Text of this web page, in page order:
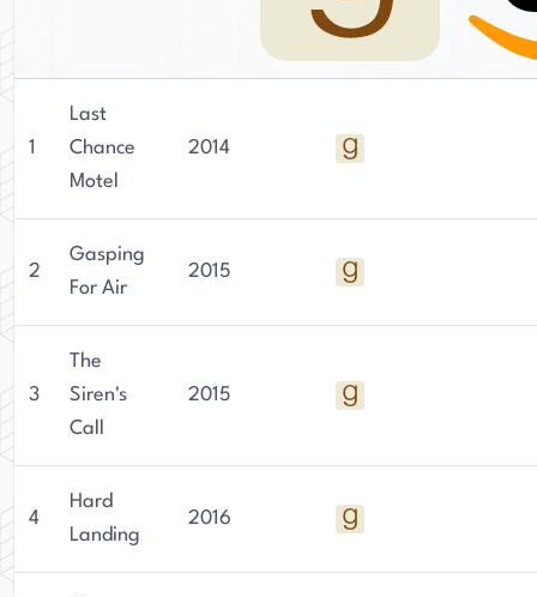
1
Last
Chance
Motel
2014
2
Gasping
For Air
2015
3
The
Siren's
Call
2015
4
Hard
Landing
2016